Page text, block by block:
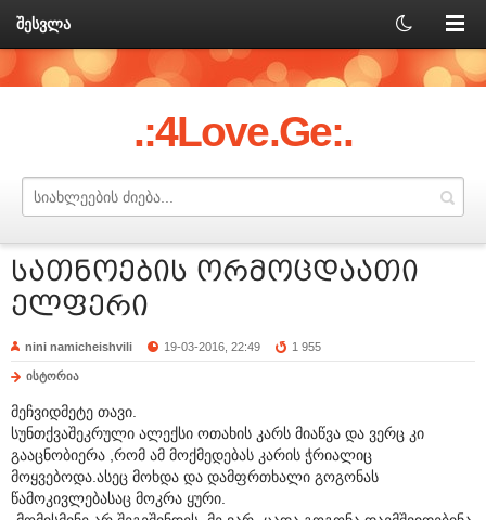
შესვლა
.:4Love.Ge:.
სათნოების ორმოცდაათი
ელფერი
nini namicheishvili 19-03-2016, 22:49 1 955
ისტორია
მეჩვიდმეტე თავი.
სუნთქვაშეკრული ალექსი ოთახის კარს მიაწვა და ვერც კი
გააცნობიერა ,რომ ამ მოქმედებას კარის ჭრიალიც
მოყვებოდა.ასეც მოხდა და დამფრთხალი გოგონას
წამოკივლებასაც მოკრა ყური.